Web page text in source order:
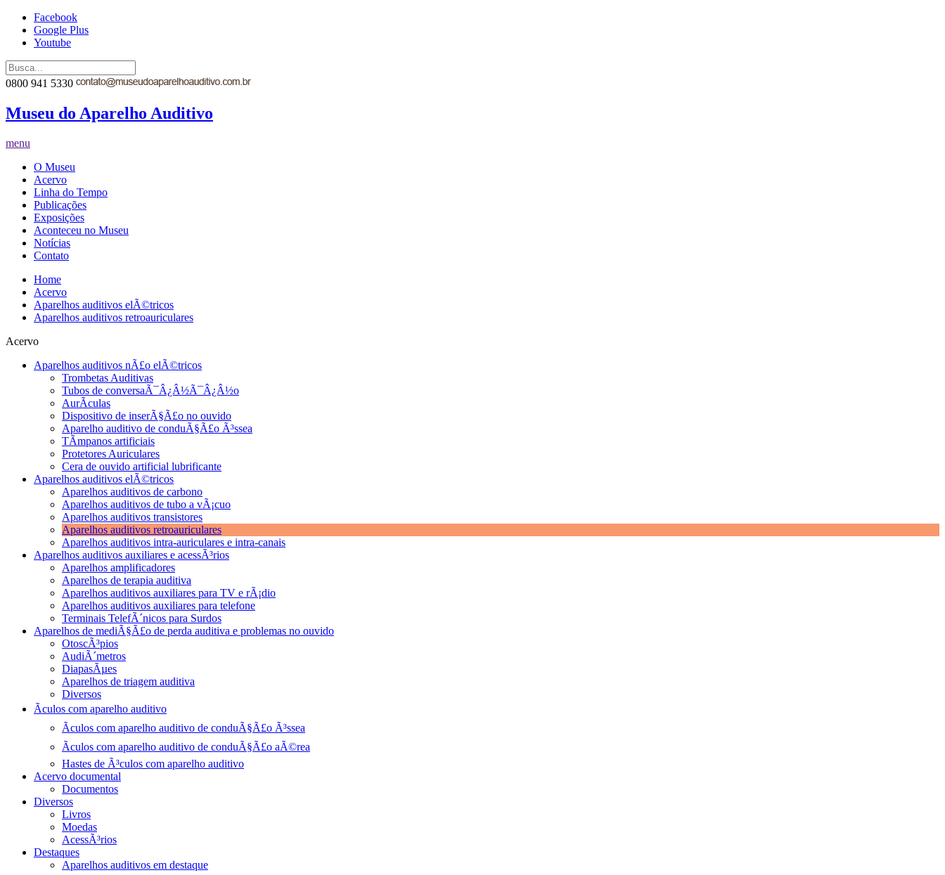
Facebook
Google Plus
Youtube
0800 941 5330
Museu do Aparelho Auditivo
menu
O Museu
Acervo
Linha do Tempo
Publicações
Exposições
Aconteceu no Museu
Notícias
Contato
Home
Acervo
Aparelhos auditivos elÃ©tricos
Aparelhos auditivos retroauriculares
Acervo
Aparelhos auditivos nÃ£o elÃ©tricos
Trombetas Auditivas
Tubos de conversaÃ¯Â¿Â½Ã¯Â¿Â½o
AurÃ­culas
Dispositivo de inserÃ§Ã£o no ouvido
Aparelho auditivo de conduÃ§Ã£o Ã³ssea
TÃ­mpanos artificiais
Protetores Auriculares
Cera de ouvido artificial lubrificante
Aparelhos auditivos elÃ©tricos
Aparelhos auditivos de carbono
Aparelhos auditivos de tubo a vÃ¡cuo
Aparelhos auditivos transistores
Aparelhos auditivos retroauriculares
Aparelhos auditivos intra-auriculares e intra-canais
Aparelhos auditivos auxiliares e acessÃ³rios
Aparelhos amplificadores
Aparelhos de terapia auditiva
Aparelhos auditivos auxiliares para TV e rÃ¡dio
Aparelhos auditivos auxiliares para telefone
Terminais TelefÃ´nicos para Surdos
Aparelhos de mediÃ§Ã£o de perda auditiva e problemas no ouvido
OtoscÃ³pios
AudiÃ´metros
DiapasÃµes
Aparelhos de triagem auditiva
Diversos
Ãculos com aparelho auditivo
Ãculos com aparelho auditivo de conduÃ§Ã£o Ã³ssea
Ãculos com aparelho auditivo de conduÃ§Ã£o aÃ©rea
Hastes de Ã³culos com aparelho auditivo
Acervo documental
Documentos
Diversos
Livros
Moedas
AcessÃ³rios
Destaques
Aparelhos auditivos em destaque